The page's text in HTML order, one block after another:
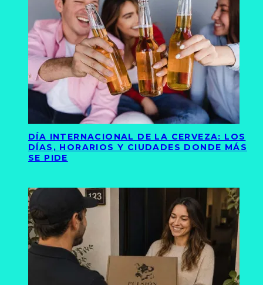
DÍA INTERNACIONAL DE LA CERVEZA: LOS
DÍAS, HORARIOS Y CIUDADES DONDE MÁS
SE PIDE